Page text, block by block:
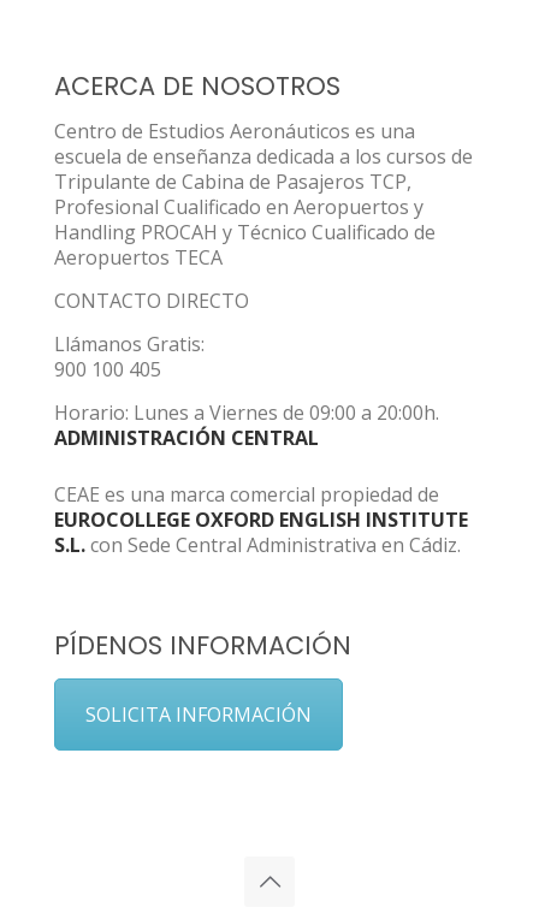
ACERCA DE NOSOTROS
Centro de Estudios Aeronáuticos es una
escuela de enseñanza dedicada a los cursos de
Tripulante de Cabina de Pasajeros TCP,
Profesional Cualificado en Aeropuertos y
Handling PROCAH y Técnico Cualificado de
Aeropuertos TECA
CONTACTO DIRECTO
Llámanos Gratis:
900 100 405
Horario: Lunes a Viernes de 09:00 a 20:00h.
ADMINISTRACIÓN CENTRAL
CEAE es una marca comercial propiedad de
EUROCOLLEGE OXFORD ENGLISH INSTITUTE
S.L.con Sede Central Administrativa en Cádiz.
PÍDENOS INFORMACIÓN
SOLICITA INFORMACIÓN